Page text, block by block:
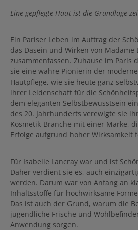
und Lupinensamenextrakt.
Anwendung Morgens und
abends auf die frisch
gereinigte Haut auftragen.
Mit der gewohnten
Tagespflege fortfahren. Die
gemeinsame Verwendung
des Serums mit den
Produkten der L’AGE D’OR
Linie wird empfohlen.
Eine gepflegte Haut ist die Grundlage
Ein Pariser Leben im Auftrag der
das Dasein und Wirken von Madame
zusammenfassen. Zuhause im Paris
sie eine wahre Pionierin der
Hautpflege, wie sie heute ganz
ihrer Leidenschaft für die
dem eleganten Selbstbewusstsein
des 20. Jahrhunderts verewigte sie
Kosmetik-Branche mit einer Marke,
Erfolge aufgrund hoher Wirksamkeit
Für Isabelle Lancray war und ist
Daher verdient sie es, auch
werden. Darum war von Anfang an
Inhaltsstoffe für hochwirksame
Das ist auch der Grund, warum die
jugendliche Frische und
Anwendung sorgen.